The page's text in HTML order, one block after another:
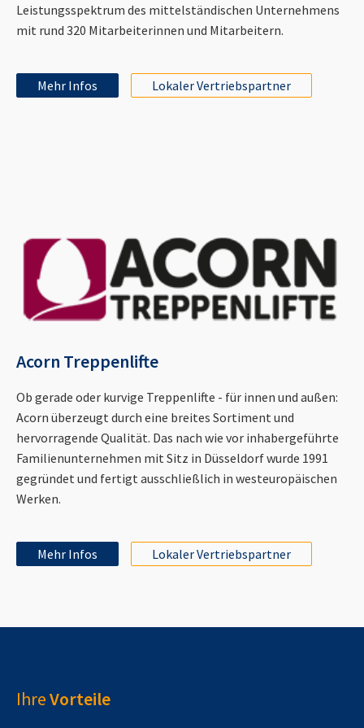
Leistungsspektrum des mittelständischen Unternehmens
mit rund 320 Mitarbeiterinnen und Mitarbeitern.
Mehr Infos Lokaler Vertriebspartner
Acorn Treppenlifte
Ob gerade oder kurvige Treppenlifte - für innen und außen:
Acorn überzeugt durch eine breites Sortiment und
hervorragende Qualität. Das nach wie vor inhabergeführte
Familienunternehmen mit Sitz in Düsseldorf wurde 1991
gegründet und fertigt ausschließlich in westeuropäischen
Werken.
Mehr Infos Lokaler Vertriebspartner
IhreVorteile